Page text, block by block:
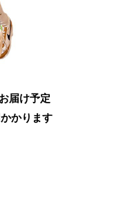
届け予定
かかります